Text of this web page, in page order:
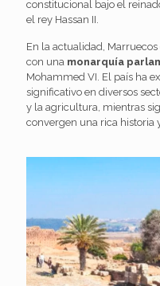
constitucional bajo el
el rey Hassan II.
En la actualidad,
con una monarquía
Mohammed VI. El país ha
significativo en diversos
y la agricultura, mientras
convergen una rica historia